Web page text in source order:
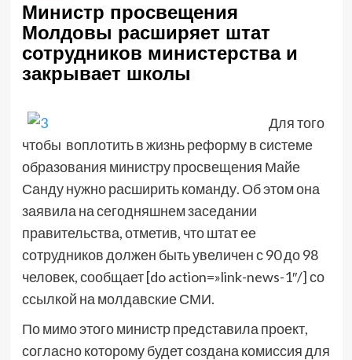
Министр просвещения
Молдовы расширяет штат
сотрудников министерства и
закрывает школы
Для того
чтобы воплотить в жизнь реформу в системе
образования министру просвещения Майе
Санду нужно расширить команду. Об этом она
заявила на сегодняшнем заседании
правительства, отметив, что штат ее
сотрудников должен быть увеличен с 90 до 98
человек, сообщает [do action=»link-news-1″/] со
ссылкой на молдавские СМИ.
По мимо этого министр представила проект,
согласно которому будет создана комиссия для